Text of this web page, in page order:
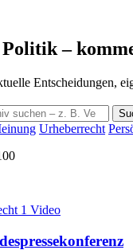
Politik –
Entscheidungen,
Urheberrecht
1 Video